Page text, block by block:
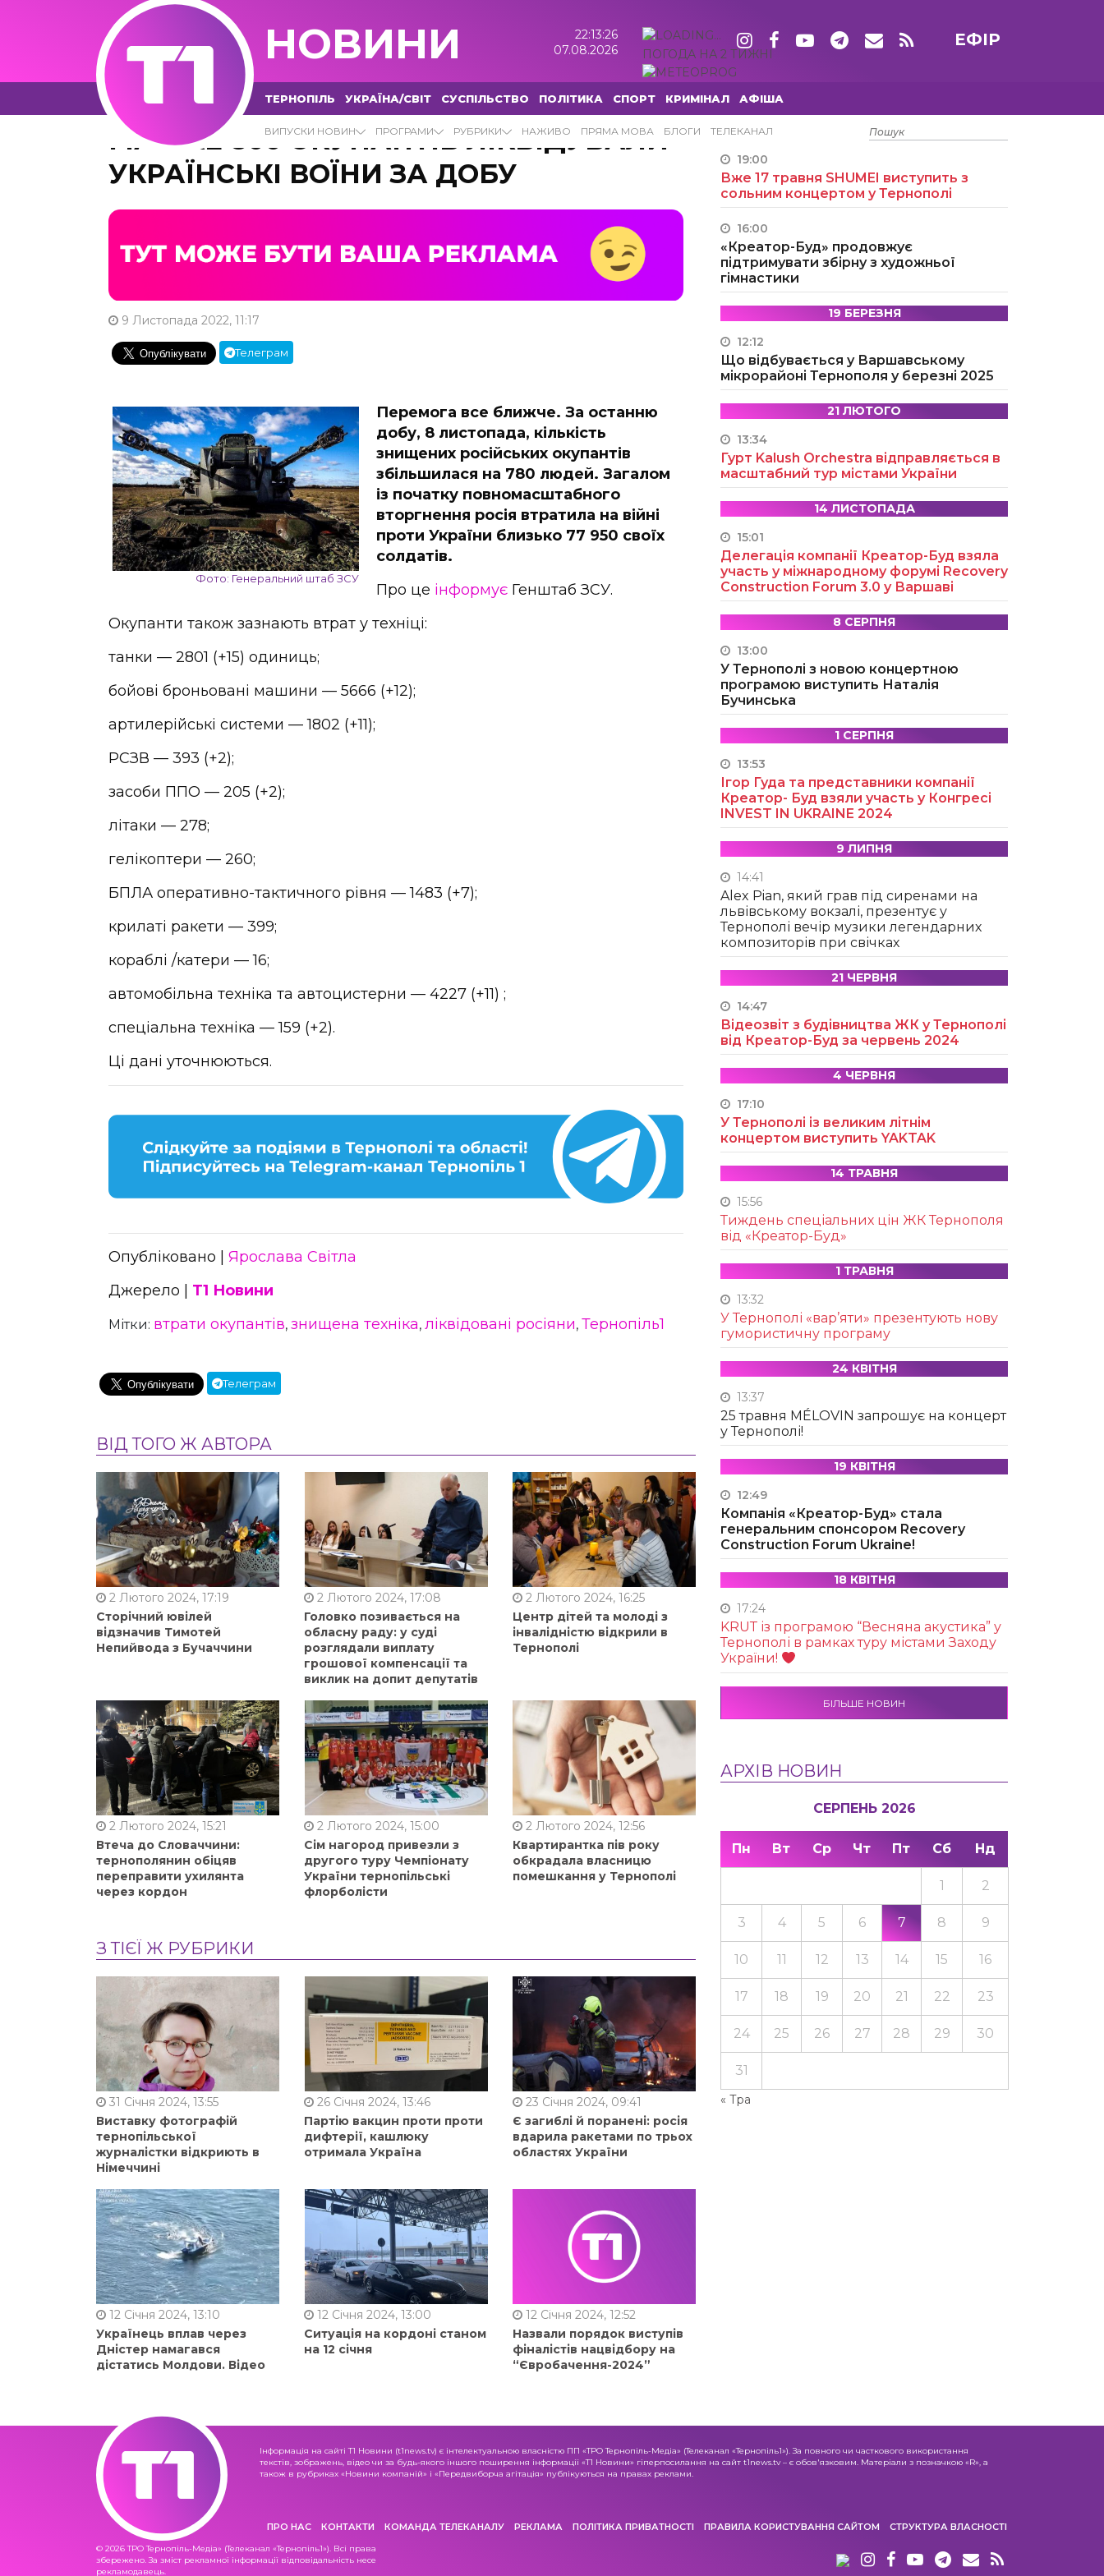
НОВИНИ
22:13:28
07.08.2026
ПОГОДА НА 2 ТИЖНІ
ЕФІР
ТЕРНОПІЛЬ УКРАЇНА/СВІТ СУСПІЛЬСТВО ПОЛІТИКА СПОРТ КРИМІНАЛ АФІША
ВИПУСКИ НОВИН ПРОГРАМИ РУБРИКИ НАЖИВО ПРЯМА МОВА БЛОГИ ТЕЛЕКАНАЛ
МАЙЖЕ 800 ОКУПАНТІВ ЛІКВІДУВАЛИ
УКРАЇНСЬКІ ВОЇНИ ЗА ДОБУ
9 Листопада 2022, 11:17
Телеграм
Фото: Генеральний штаб ЗСУ
Перемога все ближче. За останню
добу, 8 листопада, кількість
знищених російських окупантів
збільшилася на 780 людей. Загалом
із початку повномасштабного
вторгнення росія втратила на війні
проти України близько 77 950 своїх
солдатів.
Про це інформує Генштаб ЗСУ.
Окупанти також зазнають втрат у техніці:
танки — 2801 (+15) одиниць;
бойові броньовані машини — 5666 (+12);
артилерійські системи — 1802 (+11);
РСЗВ — 393 (+2);
засоби ППО — 205 (+2);
літаки — 278;
гелікоптери — 260;
БПЛА оперативно-тактичного рівня — 1483 (+7);
крилаті ракети — 399;
кораблі /катери — 16;
автомобільна техніка та автоцистерни — 4227 (+11) ;
спеціальна техніка — 159 (+2).
Ці дані уточнюються.
Опубліковано | Ярослава Світла
Джерело | Т1 Новини
Мітки: втрати окупантів, знищена техніка, ліквідовані росіяни, Тернопіль1
Телеграм
ВІД ТОГО Ж АВТОРА
2 Лютого 2024, 17:19
Сторічний ювілей
відзначив Тимотей
Непийвода з Бучаччини
2 Лютого 2024, 17:08
Головко позивається на
обласну раду: у суді
розглядали виплату
грошової компенсації та
виклик на допит депутатів
2 Лютого 2024, 16:25
Центр дітей та молоді з
інвалідністю відкрили в
Тернополі
2 Лютого 2024, 15:21
Втеча до Словаччини:
тернополянин обіцяв
переправити ухилянта
через кордон
2 Лютого 2024, 15:00
Сім нагород привезли з
другого туру Чемпіонату
України тернопільські
флорболісти
2 Лютого 2024, 12:56
Квартирантка пів року
обкрадала власницю
помешкання у Тернополі
З ТІЄЇ Ж РУБРИКИ
31 Січня 2024, 13:55
Виставку фотографій
тернопільської
журналістки відкриють в
Німеччині
26 Січня 2024, 13:46
Партію вакцин проти проти
дифтерії, кашлюку
отримала Україна
23 Січня 2024, 09:41
Є загиблі й поранені: росія
вдарила ракетами по трьох
областях України
12 Січня 2024, 13:10
Українець вплав через
Дністер намагався
дістатись Молдови. Відео
12 Січня 2024, 13:00
Ситуація на кордоні станом
на 12 січня
12 Січня 2024, 12:52
Назвали порядок виступів
фіналістів нацвідбору на
“Євробачення-2024”
15 ТРАВНЯ
19:00
Вже 17 травня SHUMEI виступить з
сольним концертом у Тернополі
16:00
«Креатор-Буд» продовжує
підтримувати збірну з художньої
гімнастики
19 БЕРЕЗНЯ
12:12
Що відбувається у Варшавському
мікрорайоні Тернополя у березні 2025
21 ЛЮТОГО
13:34
Гурт Kalush Orchestra відправляється в
масштабний тур містами України
14 ЛИСТОПАДА
15:01
Делегація компанії Креатор-Буд взяла
участь у міжнародному форумі Recovery
Construction Forum 3.0 у Варшаві
8 СЕРПНЯ
13:00
У Тернополі з новою концертною
програмою виступить Наталія
Бучинська
1 СЕРПНЯ
13:53
Ігор Гуда та представники компанії
Креатор- Буд взяли участь у Конгресі
INVEST IN UKRAINE 2024
9 ЛИПНЯ
14:41
Alex Pian, який грав під сиренами на
львівському вокзалі, презентує у
Тернополі вечір музики легендарних
композиторів при свічках
21 ЧЕРВНЯ
14:47
Відеозвіт з будівництва ЖК у Тернополі
від Креатор-Буд за червень 2024
4 ЧЕРВНЯ
17:10
У Тернополі із великим літнім
концертом виступить YAKTAK
14 ТРАВНЯ
15:56
Тиждень спеціальних цін ЖК Тернополя
від «Креатор-Буд»
1 ТРАВНЯ
13:32
У Тернополі «вар’яти» презентують нову
гумористичну програму
24 КВІТНЯ
13:37
25 травня MÉLOVIN запрошує на концерт
у Тернополі!
19 КВІТНЯ
12:49
Компанія «Креатор-Буд» стала
генеральним спонсором Recovery
Construction Forum Ukraine!
18 КВІТНЯ
17:24
KRUТ із програмою “Весняна акустика” у
Тернополі в рамках туру містами Заходу
України!
БІЛЬШЕ НОВИН
АРХІВ НОВИН
СЕРПЕНЬ 2026
Пн Вт Ср Чт Пт Сб Нд
« Тра
1 2
3 4 5 6 7 8 9
10 11 12 13 14 15 16
17 18 19 20 21 22 23
24 25 26 27 28 29 30
31
Інформація на сайті Т1 Новини (t1news.tv) є інтелектуальною власністю ПП «ТРО Тернопіль-Медіа» (Телеканал «Тернопіль1»). За повного чи часткового використання
текстів, зображень, відео чи за будь-якого іншого поширення інформації «Т1 Новини» гіперпосилання на сайт t1news.tv – є обов'язковим. Матеріали з позначкою «R», а
також в рубриках «Новини компаній» і «Передвиборча агітація» публікуються на правах реклами.
ПРО НАС КОНТАКТИ КОМАНДА ТЕЛЕКАНАЛУ РЕКЛАМА ПОЛІТИКА ПРИВАТНОСТІ ПРАВИЛА КОРИСТУВАННЯ САЙТОМ СТРУКТУРА ВЛАСНОСТІ
© 2026 ТРО Тернопіль-Медіа» (Телеканал «Тернопіль1»). Всі права
збережено. За зміст рекламної інформації відповідальність несе
рекламодавець.